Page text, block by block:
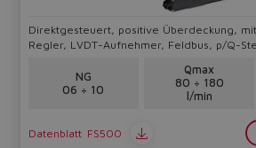
Direktgesteuert, positive Überdeckung,
Regler, LVDT-Aufnehmer, Feldbus, p/Q-
NG
06 ÷ 10
Qmax
80 ÷ 180
l/min
Datenblatt FS500